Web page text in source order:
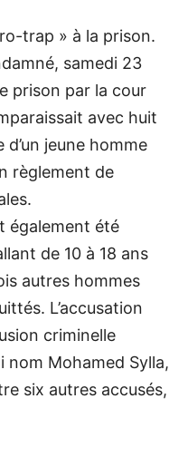
trap » à la prison.
samedi 23
prison par la cour
avec huit
jeune homme
règlement de
également été
de 10 à 18 ans
autres hommes
L’accusation
criminelle
nom Mohamed Sylla,
six autres accusés,